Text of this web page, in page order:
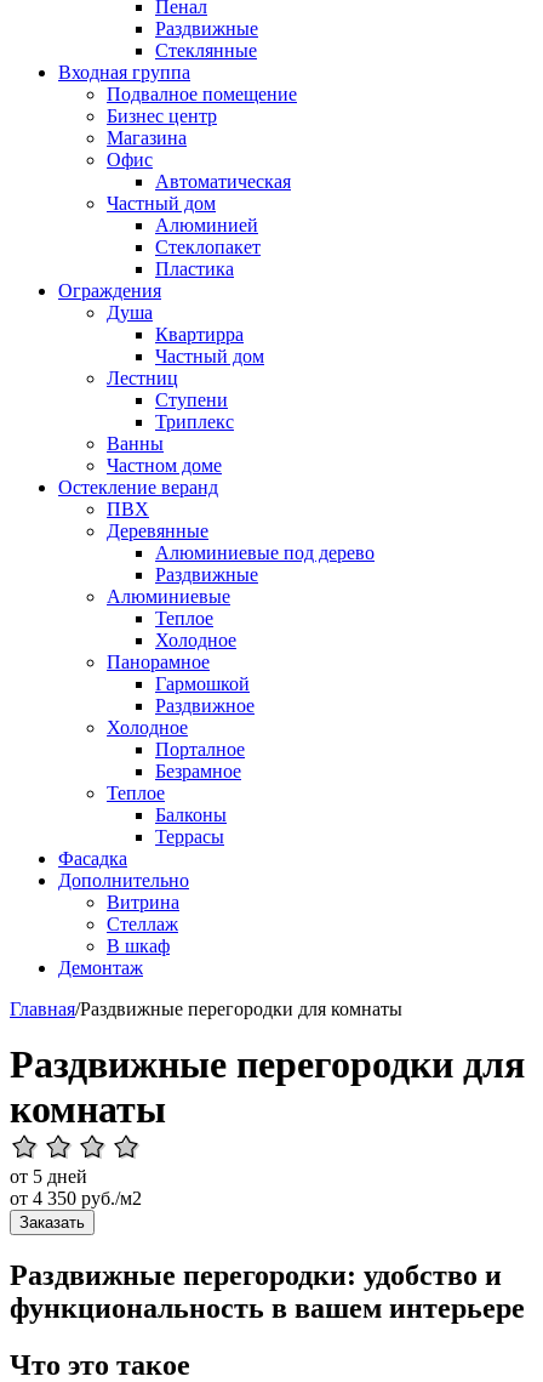
Пенал
Раздвижные
Стеклянные
Входная группа
Подвалное помещение
Бизнес центр
Магазина
Офис
Автоматическая
Частный дом
Алюминией
Стеклопакет
Пластика
Ограждения
Душа
Квартирра
Частный дом
Лестниц
Ступени
Триплекс
Ванны
Частном доме
Остекление веранд
ПВХ
Деревянные
Алюминиевые под дерево
Раздвижные
Алюминиевые
Теплое
Холодное
Панорамное
Гармошкой
Раздвижное
Холодное
Порталное
Безрамное
Теплое
Балконы
Террасы
Фасадка
Дополнительно
Витрина
Стеллаж
В шкаф
Демонтаж
Главная/Раздвижные перегородки для комнаты
Раздвижные перегородки для
комнаты
от 5 дней
от 4 350 руб./м2
Заказать
Раздвижные перегородки: удобство и
функциональность в вашем интерьере
Что это такое